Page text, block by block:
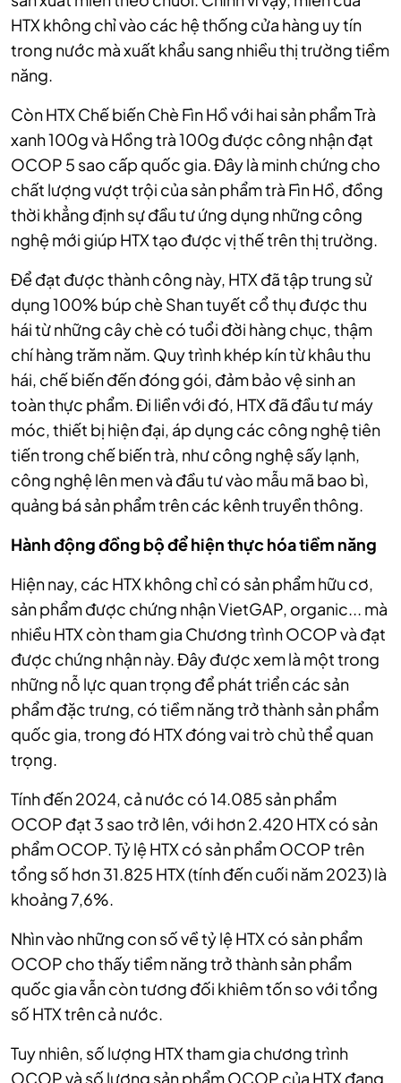
HTX không chỉ vào các hệ thống cửa hàng uy tín
trong nước mà xuất khẩu sang nhiều thị trường tiềm
năng.
Còn HTX Chế biến Chè Fìn Hồ với hai sản phẩm Trà
xanh 100g và Hồng trà 100g được công nhận đạt
OCOP 5 sao cấp quốc gia. Đây là minh chứng cho
chất lượng vượt trội của sản phẩm trà Fìn Hồ, đồng
thời khẳng định sự đầu tư ứng dụng những công
nghệ mới giúp HTX tạo được vị thế trên thị trường.
Để đạt được thành công này, HTX đã tập trung sử
dụng 100% búp chè Shan tuyết cổ thụ được thu
hái từ những cây chè có tuổi đời hàng chục, thậm
chí hàng trăm năm. Quy trình khép kín từ khâu thu
hái, chế biến đến đóng gói, đảm bảo vệ sinh an
toàn thực phẩm. Đi liền với đó, HTX đã đầu tư máy
móc, thiết bị hiện đại, áp dụng các công nghệ tiên
tiến trong chế biến trà, như công nghệ sấy lạnh,
công nghệ lên men và đầu tư vào mẫu mã bao bì,
quảng bá sản phẩm trên các kênh truyền thông.
Hành động đồng bộ để hiện thực hóa tiềm năng
Hiện nay, các HTX không chỉ có sản phẩm hữu cơ,
sản phẩm được chứng nhận VietGAP, organic... mà
nhiều HTX còn tham gia Chương trình OCOP và đạt
được chứng nhận này. Đây được xem là một trong
những nỗ lực quan trọng để phát triển các sản
phẩm đặc trưng, có tiềm năng trở thành sản phẩm
quốc gia, trong đó HTX đóng vai trò chủ thể quan
trọng.
Tính đến 2024, cả nước có 14.085 sản phẩm
OCOP đạt 3 sao trở lên, với hơn 2.420 HTX có sản
phẩm OCOP. Tỷ lệ HTX có sản phẩm OCOP trên
tổng số hơn 31.825 HTX (tính đến cuối năm 2023) là
khoảng 7,6%.
Nhìn vào những con số về tỷ lệ HTX có sản phẩm
OCOP cho thấy tiềm năng trở thành sản phẩm
quốc gia vẫn còn tương đối khiêm tốn so với tổng
số HTX trên cả nước.
Tuy nhiên, số lượng HTX tham gia chương trình
OCOP và số lượng sản phẩm OCOP của HTX đang